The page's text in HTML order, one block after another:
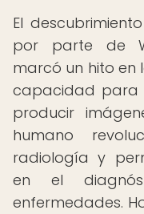
El
por parte de
marcó un hito en
capacidad para
producir
humano
radiología y
en el
enfermedades.